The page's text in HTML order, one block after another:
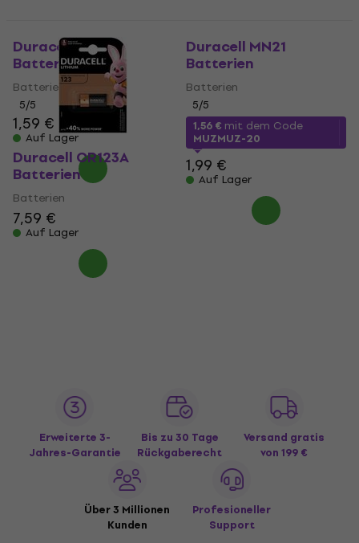
Duracell MN27
Batterien
Batterien
5/5
1,59 €
Auf Lager
Duracell MN21
Batterien
Batterien
5/5
1,56 € mit dem Code
MUZMUZ-20
1,99 €
Auf Lager
Duracell CR123A
Batterien
Batterien
7,59 €
Auf Lager
Erweiterte 3-
Jahres-Garantie
Bis zu 30 Tage
Rückgaberecht
Versand gratis
von 199 €
Über 3 Millionen
Kunden
Profesioneller
Support